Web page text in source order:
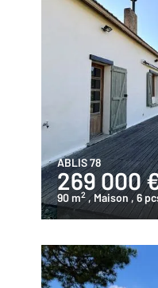
ABLIS 78
269 000
90 m2 , Maison , 6